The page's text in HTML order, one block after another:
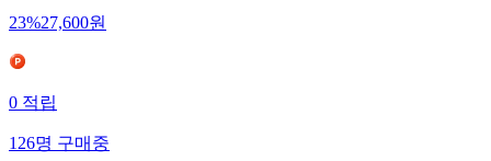
23%27,600원
0적립
126명구매중